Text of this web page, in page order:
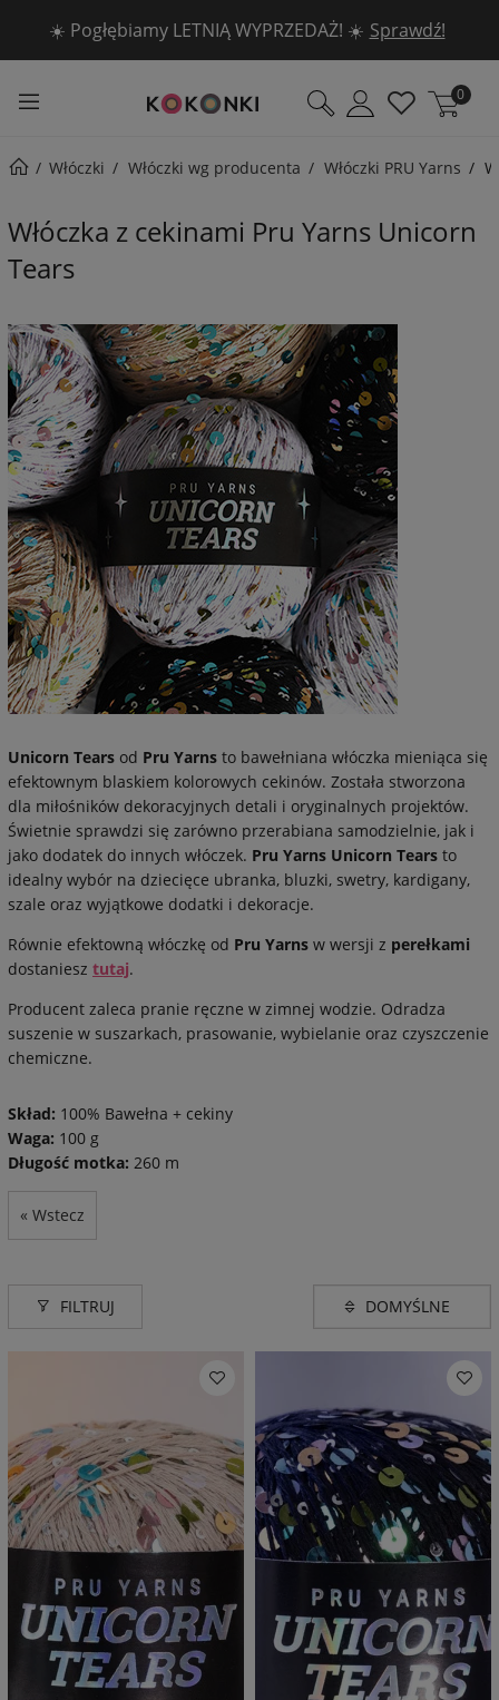
☀️ Pogłębiamy LETNIĄ WYPRZEDAŻ! ☀️ Sprawdź!
0
Włóczki Włóczki wg producenta Włóczki PRU Yarns
Włóczka z cekinami Pru Yarns Unicorn
Tears
Unicorn Tears od Pru Yarns to bawełniana włóczka mieniąca się
efektownym blaskiem kolorowych cekinów. Została stworzona
dla miłośników dekoracyjnych detali i oryginalnych projektów.
Świetnie sprawdzi się zarówno przerabiana samodzielnie, jak i
jako dodatek do innych włóczek. Pru Yarns Unicorn Tears to
idealny wybór na dziecięce ubranka, bluzki, swetry, kardigany,
szale oraz wyjątkowe dodatki i dekoracje.
Równie efektowną włóczkę od Pru Yarns w wersji z perełkami
dostaniesz tutaj.
Producent zaleca pranie ręczne w zimnej wodzie. Odradza
suszenie w suszarkach, prasowanie, wybielanie oraz czyszczenie
chemiczne.
Skład: 100% Bawełna + cekiny
Waga: 100 g
Długość motka: 260 m
« Wstecz
FILTRUJ